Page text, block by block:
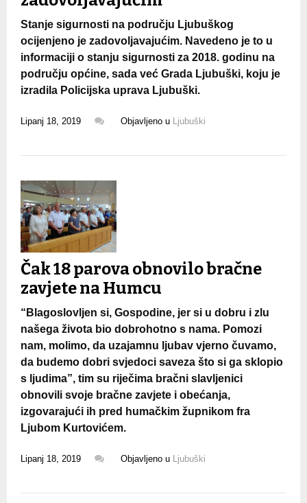
Stanje sigurnosti na području Ljubuškog
ocijenjeno je zadovoljavajućim. Navedeno je to u
informaciji o stanju sigurnosti za 2018. godinu na
području općine, sada već Grada Ljubuški, koju je
izradila Policijska uprava Ljubuški.
Lipanj 18, 2019 Objavljeno u Ljubuški
Čak 18 parova obnovilo bračne
zavjete na Humcu
“Blagoslovljen si, Gospodine, jer si u dobru i zlu
našega života bio dobrohotno s nama. Pomozi
nam, molimo, da uzajamnu ljubav vjerno čuvamo,
da budemo dobri svjedoci saveza što si ga sklopio
s ljudima”, tim su riječima bračni slavljenici
obnovili svoje bračne zavjete i obećanja,
izgovarajući ih pred humačkim župnikom fra
Ljubom Kurtovićem.
Lipanj 18, 2019 Objavljeno u Ljubuški